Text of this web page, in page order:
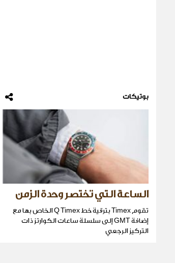
بوتيكات
الساعة التي تختصر وحدة الزمن
تقوم Timex بترقية خط Q Timex الخاص بها مع
إضافة GMT إلى سلسلة ساعات الكوارتز ذات
التركيز الرجعي